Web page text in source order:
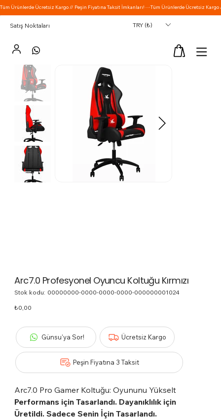
TRY (₺)
Satış Noktaları
Arc7.0 Profesyonel Oyuncu Koltuğu Kırmızı
Stok kodu: Stok
00000000-0000-0000-0000-000000001024
Fiyat
₺0,00
Günsu'ya Sor!
Peşin Fiyatına 3 Taksit
Ücretsiz Kargo
Arc7.0 Pro Gamer Koltuğu: Oyununu Yükselt
Performans için Tasarlandı. Dayanıklılık için
Üretildi. Sadece Senin İçin Tasarlandı.